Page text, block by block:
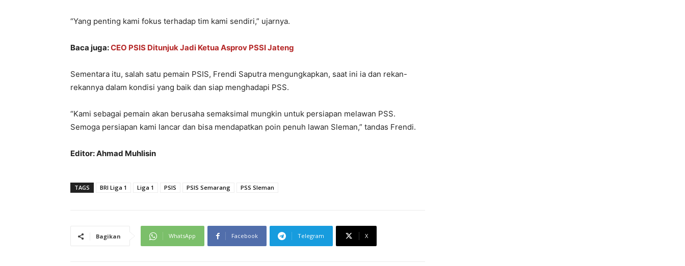
“Yang penting kami fokus terhadap tim kami sendiri,” ujarnya.
Baca juga:CEO PSIS Ditunjuk Jadi Ketua Asprov PSSI Jateng
Sementara itu, salah satu pemain PSIS, Frendi Saputra mengungkapkan, saat ini ia dan rekan-
rekannya dalam kondisi yang baik dan siap menghadapi PSS.
“Kami sebagai pemain akan berusaha semaksimal mungkin untuk persiapan melawan PSS.
Semoga persiapan kami lancar dan bisa mendapatkan poin penuh lawan Sleman,” tandas Frendi.
Editor: Ahmad Muhlisin
TAGS BRI Liga 1 Liga 1 PSIS PSIS Semarang PSS Sleman
Bagikan WhatsApp Facebook Telegram X